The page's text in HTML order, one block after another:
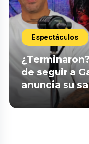
Espectáculos
de seguir a
anuncia su